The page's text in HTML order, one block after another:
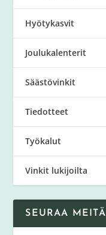
Hyötykasvit
Joulukalenterit
Säästövinkit
Tiedotteet
Työkalut
Vinkit lukijoilta
SEURAA MEITÄ